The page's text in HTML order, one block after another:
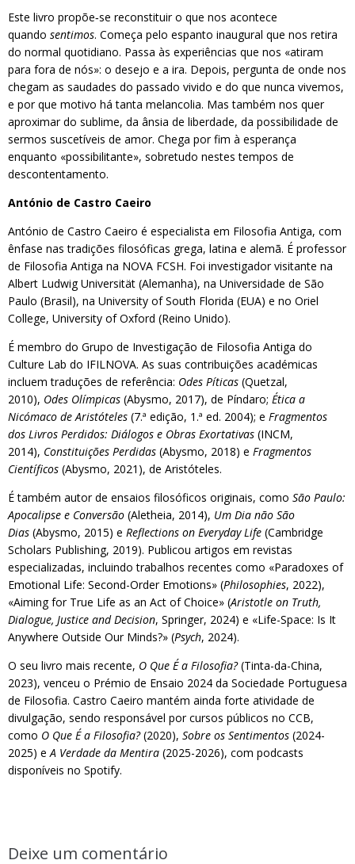
Este livro propõe‑se reconstituir o que nos acontece
quando sentimos. Começa pelo espanto inaugural que nos retira
do normal quotidiano. Passa às experiências que nos «atiram
para fora de nós»: o desejo e a ira. Depois, pergunta de onde nos
chegam as saudades do passado vivido e do que nunca vivemos,
e por que motivo há tanta melancolia. Mas também nos quer
aproximar do sublime, da ânsia de liberdade, da possibilidade de
sermos suscetíveis de amor. Chega por fim à esperança
enquanto «possibilitante», sobretudo nestes tempos de
descontentamento.
António de Castro Caeiro
António de Castro Caeiro é especialista em Filosofia Antiga, com
ênfase nas tradições filosóficas grega, latina e alemã. É professor
de Filosofia Antiga na NOVA FCSH. Foi investigador visitante na
Albert Ludwig Universität (Alemanha), na Universidade de São
Paulo (Brasil), na University of South Florida (EUA) e no Oriel
College, University of Oxford (Reino Unido).
É membro do Grupo de Investigação de Filosofia Antiga do
Culture Lab do IFILNOVA. As suas contribuições académicas
incluem traduções de referência: Odes Píticas (Quetzal,
2010), Odes Olímpicas (Abysmo, 2017), de Píndaro; Ética a
Nicómaco de Aristóteles (7.ª edição, 1.ª ed. 2004); e Fragmentos
dos Livros Perdidos: Diálogos e Obras Exortativas (INCM,
2014), Constituições Perdidas (Abysmo, 2018) e Fragmentos
Científicos (Abysmo, 2021), de Aristóteles.
É também autor de ensaios filosóficos originais, como São Paulo:
Apocalipse e Conversão (Aletheia, 2014), Um Dia não São
Dias (Abysmo, 2015) e Reflections on Everyday Life (Cambridge
Scholars Publishing, 2019). Publicou artigos em revistas
especializadas, incluindo trabalhos recentes como «Paradoxes of
Emotional Life: Second-Order Emotions» (Philosophies, 2022),
«Aiming for True Life as an Act of Choice» (Aristotle on Truth,
Dialogue, Justice and Decision, Springer, 2024) e «Life-Space: Is It
Anywhere Outside Our Minds?» (Psych, 2024).
O seu livro mais recente, O Que É a Filosofia?(Tinta-da-China,
2023), venceu o Prémio de Ensaio 2024 da Sociedade Portuguesa
de Filosofia. Castro Caeiro mantém ainda forte atividade de
divulgação, sendo responsável por cursos públicos no CCB,
como O Que É a Filosofia?(2020), Sobre os Sentimentos (2024-
2025) eA Verdade da Mentira (2025-2026), com podcasts
disponíveis no Spotify.
Deixe um comentário